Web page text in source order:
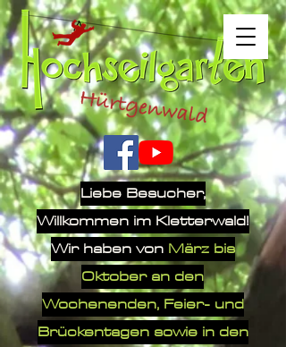
Liebe Besucher,
Willkommen im Kletterwald!
Wir haben von März bis
Oktober an den
Wochenenden, Feier- und
Brückentagen sowie in den